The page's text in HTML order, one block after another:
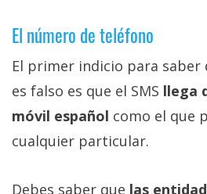
El número de teléfono
El primer indicio para saber
es falso es que el SMS llega
móvil español como el que
cualquier particular.
Debes saber que las